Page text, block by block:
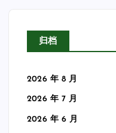
归档
2026 年 8 月
2026 年 7 月
2026 年 6 月